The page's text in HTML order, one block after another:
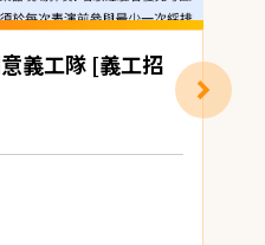
義工隊 [義工招